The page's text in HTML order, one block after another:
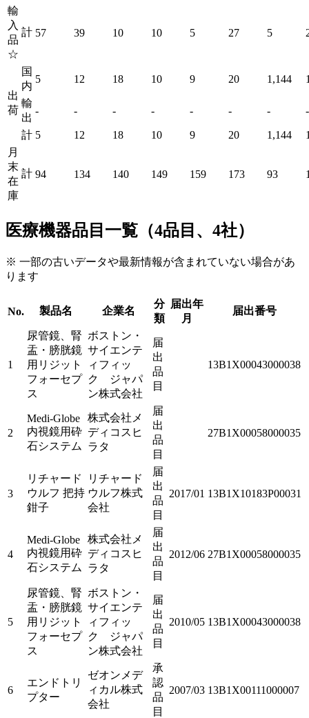
輸
入
品
☆
計 57 39 10 10 5 27 5
出
荷
国
内
5 12 18 10 9 20 1,144
輸
出
- - - - - - - -
計 5 12 18 10 9 20 1,144
月
末
在
庫
計 94 134 140 149 159 173 93
医療機器品目一覧（4品目、4社）
※ 一部の古いデータや最新情報が含まれていない場合があ
ります
No. 製品名 企業名
分
類
届出年
月
届出番号
1
尿管鏡、腎
盂・膀胱鏡
用リジット
フォーセプ
ス
ボストン・
サイエンテ
ィフィッ
ク ジャパ
ン株式会社
届
出
品
目
13B1X00043000038
2
Medi-Globe
内視鏡用砕
石システム
株式会社メ
ディコスヒ
ラタ
届
出
品
目
27B1X00058000035
3
リチャード
ウルフ 把持
鉗子
リチャード
ウルフ株式
会社
届
出
品
目
2017/01 13B1X10183P00031
4
Medi-Globe
内視鏡用砕
石システム
株式会社メ
ディコスヒ
ラタ
届
出
品
目
2012/06 27B1X00058000035
5
尿管鏡、腎
盂・膀胱鏡
用リジット
フォーセプ
ス
ボストン・
サイエンテ
ィフィッ
ク ジャパ
ン株式会社
届
出
品
目
2010/05 13B1X00043000038
6
エンドトリ
プター
ゼオンメデ
ィカル株式
会社
承
認
品
目
2007/03 13B1X00111000007